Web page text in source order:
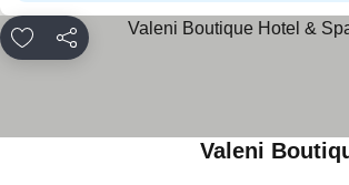
مشاركة
Valeniمشاهدة الأسعار